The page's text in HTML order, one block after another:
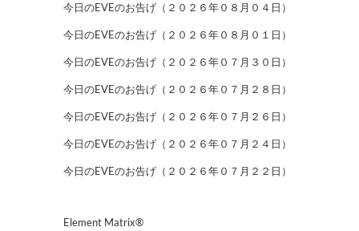
今日のEVEのお告げ（２０２６年０８月０４日）
今日のEVEのお告げ（２０２６年０８月０１日）
今日のEVEのお告げ（２０２６年０７月３０日）
今日のEVEのお告げ（２０２６年０７月２８日）
今日のEVEのお告げ（２０２６年０７月２６日）
今日のEVEのお告げ（２０２６年０７月２４日）
今日のEVEのお告げ（２０２６年０７月２２日）
Element Matrix®